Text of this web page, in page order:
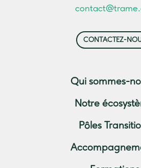
CONTACTEZ-
Qui sommes-
Notre
Pôles